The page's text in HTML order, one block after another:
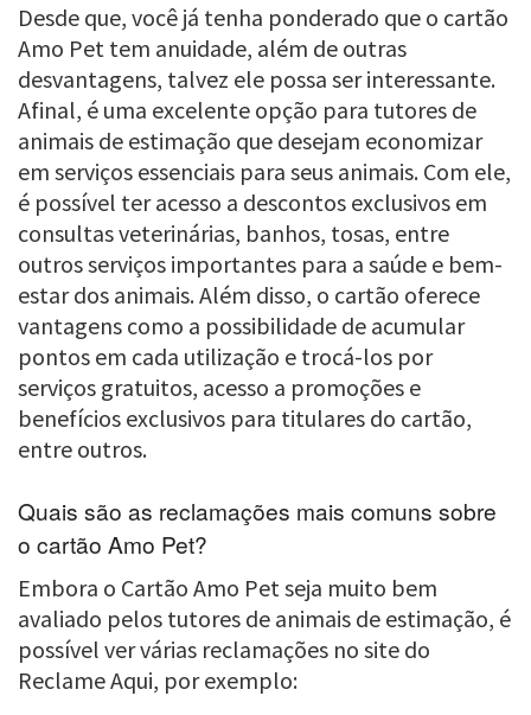
Desde que, você já tenha ponderado que o cartão
Amo Pet tem anuidade, além de outras
desvantagens, talvez ele possa ser interessante.
Afinal, é uma excelente opção para tutores de
animais de estimação que desejam economizar
em serviços essenciais para seus animais. Com ele,
é possível ter acesso a descontos exclusivos em
consultas veterinárias, banhos, tosas, entre
outros serviços importantes para a saúde e bem-
estar dos animais. Além disso, o cartão oferece
vantagens como a possibilidade de acumular
pontos em cada utilização e trocá-los por
serviços gratuitos, acesso a promoções e
benefícios exclusivos para titulares do cartão,
entre outros.
Quais são as reclamações mais comuns sobre
o cartão Amo Pet?
Embora o Cartão Amo Pet seja muito bem
avaliado pelos tutores de animais de estimação, é
possível ver várias reclamações no site do
Reclame Aqui, por exemplo: